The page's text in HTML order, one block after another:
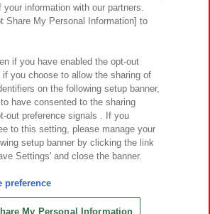
ウェブアクセシビリティ方針と検証結果
とともに
対応方針 よくあるご質問・お問い合わせ
Namco Amusement Inc.
Namco Amusement Lab Inc.
Co., Ltd. All Rights Reserved.
your information with our partners.
Share My Personal Information] to
if you have enabled the opt-out
you choose to allow the sharing of
on the following setup banner,
have consented to the sharing
out preference signals . If you
to this setting, please manage your
setup banner by clicking the link
Settings' and close the banner.
preference
My Personal Information